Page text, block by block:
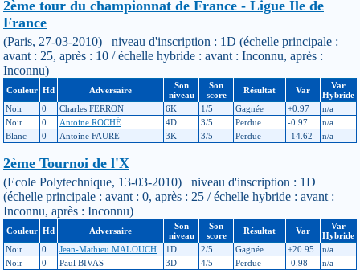
2ème tour du championnat de France - Ligue Île de
France
(Paris, 27-03-2010) niveau d'inscription : 1D (échelle principale :
avant : 25, après : 10 / échelle hybride : avant : Inconnu, après :
Inconnu)
Couleur Hd Adversaire
Son
niveau
Son
score
Résultat Var
Var
Hybride
Noir
0 Charles FERRON 6K 1/5 Gagnée +0.97
n/a
Noir
0 Antoine ROCHÉ 4D 3/5 Perdue -0.97
n/a
Blanc
0 Antoine FAURE 3K 3/5 Perdue -14.62 n/a
2ème Tournoi de l'X
(Ecole Polytechnique, 13-03-2010) niveau d'inscription : 1D
(échelle principale : avant : 0, après : 25 / échelle hybride : avant :
Inconnu, après : Inconnu)
Couleur Hd Adversaire
Son
niveau
Son
score
Résultat Var
Var
Hybride
Noir
0 Jean-Mathieu MALOUCH 1D 2/5 Gagnée +20.95
n/a
Noir
0 Paul BIVAS 3D 4/5 Perdue -0.98
n/a